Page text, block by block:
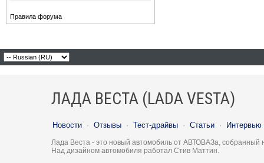
Правила форума
ЛАДА ВЕСТА (LADA VESTA)
Новости · Отзывы · Тест-драйвы · Статьи · Интервью
Лада Веста - это новый автомобиль от АВТОВАЗа, собранный
Над дизайном автомобиля работал Стив Маттин.